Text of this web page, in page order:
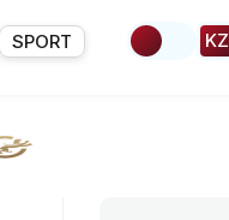
SPORT KZ